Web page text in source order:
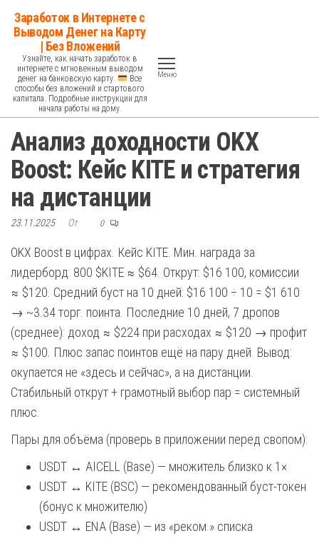
Перейти
содержимому
Заработок в Интернете с
Выводом Денег на Карту
| Без Вложений
Узнайте, как начать заработок в
интернете с мгновенным выводом
денег на банковскую карту.
Все
способы без вложений и стартового
капитала. Подробные инструкции для
начала работы на дому.
Меню
Анализ доходности OKX
Boost: Кейс KITE и стратегия
на дистанции
23.11.2025 От 0
OKX Boost в цифрах. Кейс KITE. Мин. награда за
лидерборд: 800 $KITE ≈ $64. Открут: $16 100, комиссии
≈ $120. Средний буст на 10 дней: $16 100 ÷ 10 = $1 610
→ ~3.34 торг. поинта. Последние 10 дней, 7 дропов
(среднее): доход ≈ $224 при расходах ≈ $120 → профит
≈ $100. Плюс запас поинтов ещё на пару дней. Вывод:
окупается не «здесь и сейчас», а на дистанции.
Стабильный открут + грамотный выбор пар = системный
плюс.
Пары для объёма (проверь в приложении перед свопом):
USDT ↔ AICELL (Base) — множитель близко к 1×
USDT ↔ KITE (BSC) — рекомендованный буст-токен
(бонус к множителю)
USDT ↔ ENA (Base) — из «реком.» списка